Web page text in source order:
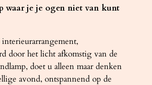
waar je je ogen niet van kunt
door het licht afkomstig van de
doet u alleen maar denken
avond, ontspannend op de